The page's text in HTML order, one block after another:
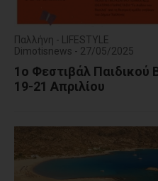
Παλλήνη - LIFESTYLE
Dimotisnews - 27/05/2025
1ο Φεστιβάλ Παιδικού
19-21 Απριλίου